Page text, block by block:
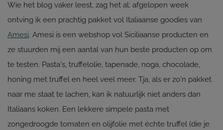
Wie het blog vaker leest, zag het al: afgelopen week
ontving ik een prachtig pakket vol Italiaanse goodies van
Amesi. Amesi is een webshop vol Siciliaanse producten en
ze stuurden mij een aantal van hun beste producten op om
te testen. Pasta's, truffelolie, tapenade, noga, chocolade,
honing met truffel en heel veel meer. Tja, als er zo'n pakket
naar me staat te lachen, kan ik natuurlijk niet anders dan
Italiaans koken. Een lekkere simpele pasta met
zongedroogde tomaten en olijfolie met échte truffel (die je